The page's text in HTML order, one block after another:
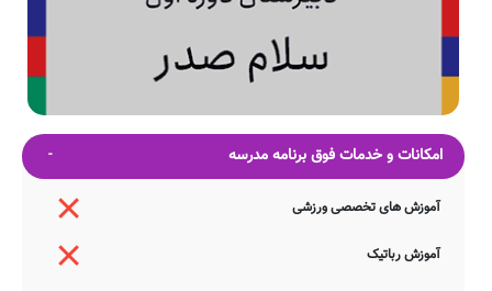
امکانات و خدمات فوق برنامه مدرسه
آموزش های تخصصی ورزشی
آموزش رباتیک